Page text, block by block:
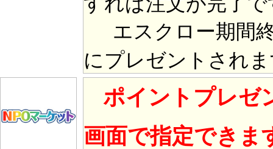
エスクロー期間
にプレゼントされ
ポイントプレゼ
画面で指定できま